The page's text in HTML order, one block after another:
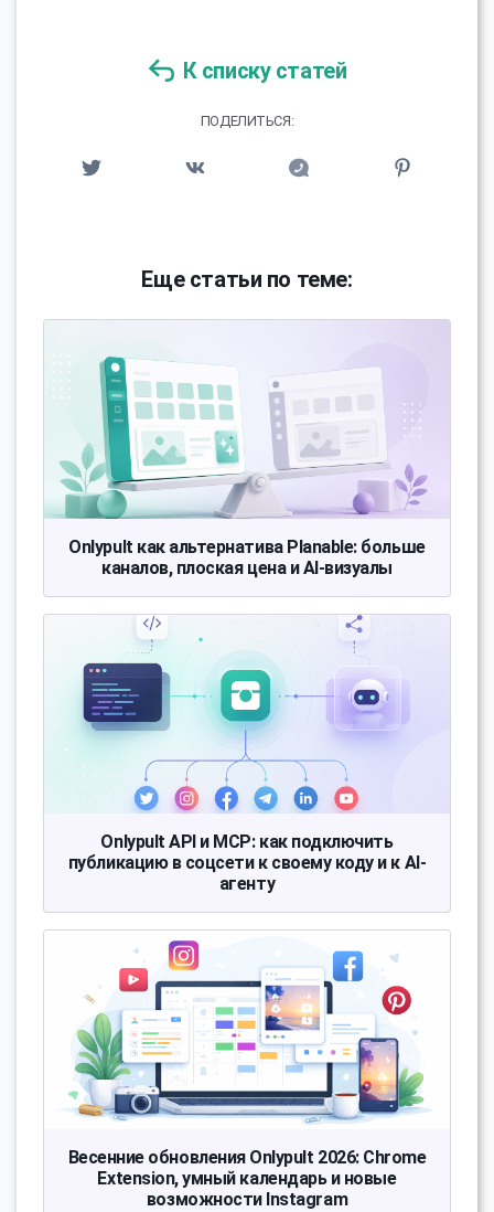
К списку статей
ПОДЕЛИТЬСЯ:
Еще статьи по теме:
Onlypult как альтернатива Planable: больше
каналов, плоская цена и AI-визуалы
Onlypult API и MCP: как подключить
публикацию в соцсети к своему коду и к AI-
агенту
Весенние обновления Onlypult 2026: Chrome
Extension, умный календарь и новые
возможности Instagram